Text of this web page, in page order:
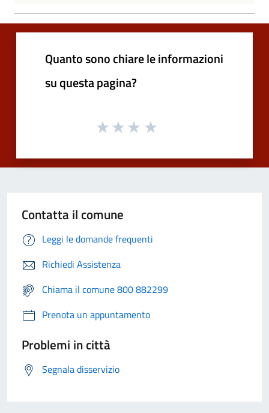
Quanto sono chiare le informazioni
su questa pagina?
Contatta il comune
Leggi le domande frequenti
Richiedi Assistenza
Chiama il comune 800 882299
Prenota un appuntamento
Problemi in città
Segnala disservizio